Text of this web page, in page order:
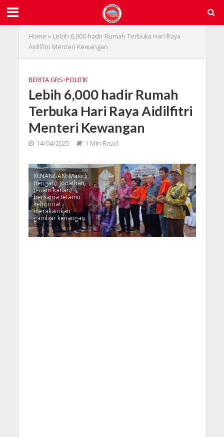
Home » Lebih 6,000 hadir Rumah Terbuka Hari Raya
Aidilfitri Menteri Kewangan
BERITA GRS•POLITIK
Lebih 6,000 hadir Rumah
Terbuka Hari Raya Aidilfitri
Menteri Kewangan
14/04/2025 1 Min Read
KENANGAN: Masidi
(tengah), Jonathan
(enam kanan)
bersama tetamu
kehormat
merakamkan
gambar kenangan.